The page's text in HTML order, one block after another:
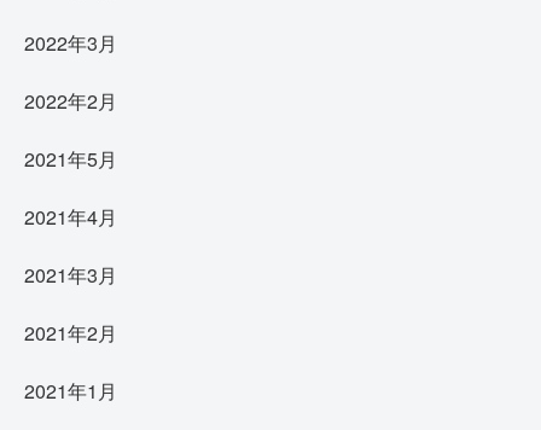
2022年3月
2022年2月
2021年5月
2021年4月
2021年3月
2021年2月
2021年1月